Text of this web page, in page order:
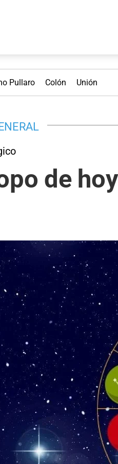
Pullaro Colón Unión
de